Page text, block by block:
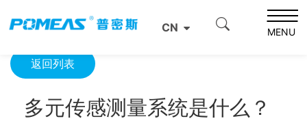
CN MENU
返回列表
多元传感测量系统是什么？